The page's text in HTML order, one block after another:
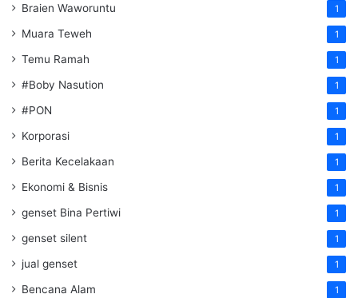
Braien Waworuntu 1
Muara Teweh 1
Temu Ramah 1
#Boby Nasution 1
#PON 1
Korporasi 1
Berita Kecelakaan 1
Ekonomi & Bisnis 1
genset Bina Pertiwi 1
genset silent 1
jual genset 1
Bencana Alam 1